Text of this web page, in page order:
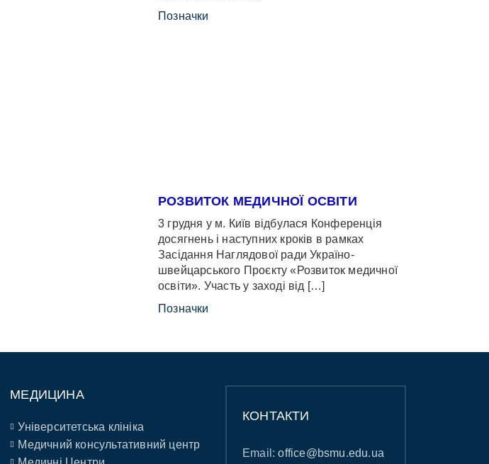
Позначки
РОЗВИТОК МЕДИЧНОЇ ОСВІТИ
3 грудня у м. Київ відбулася Конференція
досягнень і наступних кроків в рамках
Засідання Наглядової ради Україно-
швейцарського Проєкту «Розвиток медичної
освіти». Участь у заході від […]
Позначки
МЕДИЦИНА
Університетська клініка
Медичний консультативний центр
КОНТАКТИ
Email:office@bsmu.edu.ua